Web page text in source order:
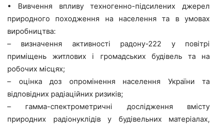
• Вивчення впливу техногенно-підсилених джерел
природного походження на населення та в умовах
виробництва:
– визначення активності радону-222 у повітрі
приміщень житлових і громадських будівель та на
робочих місцях;
– оцінка доз опромінення населення України та
відповідних радіаційних ризиків;
– гамма-спектрометричні дослідження вмісту
природних радіонуклідів у будівельних матеріалах,